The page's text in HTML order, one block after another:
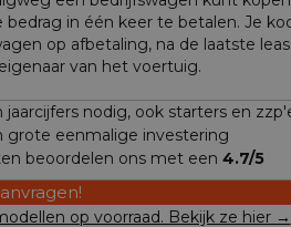
bedrag in één keer te betalen. Je
op afbetaling, na de laatste
van het voertuig.
jaarcijfers nodig, ook starters en
grote eenmalige investering
beoordelen ons met een 4.7/5
op voorraad. Bekijk ze hier →